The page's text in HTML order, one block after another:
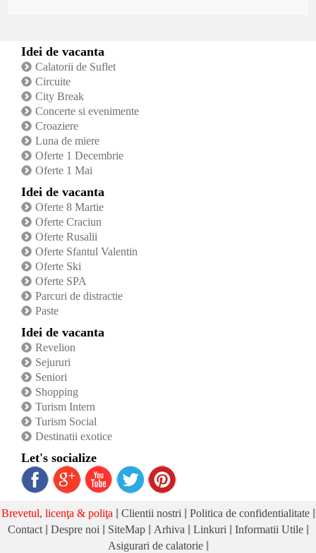
Idei de vacanta
Calatorii de Suflet
Circuite
City Break
Concerte si evenimente
Croaziere
Luna de miere
Oferte 1 Decembrie
Oferte 1 Mai
Idei de vacanta
Oferte 8 Martie
Oferte Craciun
Oferte Rusalii
Oferte Sfantul Valentin
Oferte Ski
Oferte SPA
Parcuri de distractie
Paste
Idei de vacanta
Revelion
Sejururi
Seniori
Shopping
Turism Intern
Turism Social
Destinatii exotice
Let's socialize
Brevetul, licenţa & poliţa | Clientii nostri | Politica de confidentialitate |
Contact | Despre noi | SiteMap | Arhiva | Linkuri | Informatii Utile |
Asigurari de calatorie |